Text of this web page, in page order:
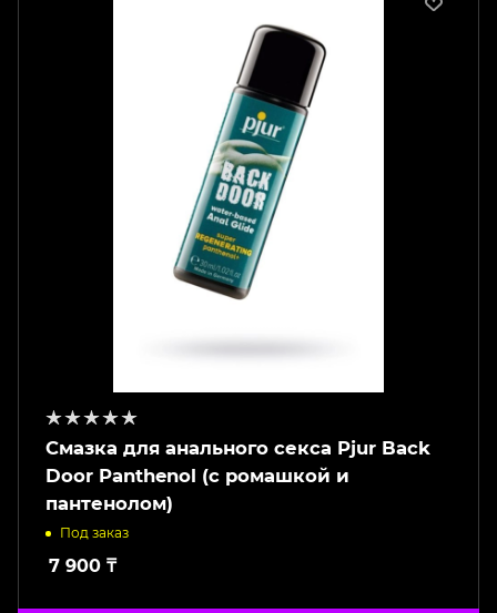
Смазка для анального секса Pjur Back
Door Panthenol (с ромашкой и
пантенолом)
Под заказ
7 900 ₸